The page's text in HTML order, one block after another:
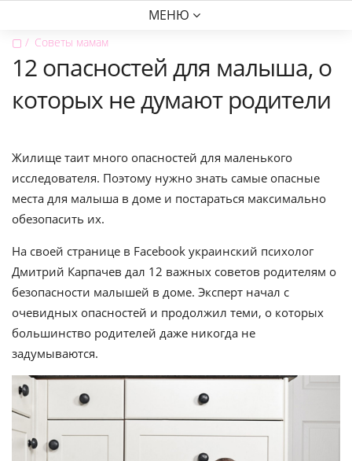
МЕНЮ
▢ Советы мамам
12 опасностей для малыша, о
которых не думают родители
Жилище таит много опасностей для маленького
исследователя. Поэтому нужно знать самые опасные
места для малыша в доме и постараться максимально
обезопасить их.
На своей странице в Facebook украинский психолог
Дмитрий Карпачев дал 12 важных советов родителям о
безопасности малышей в доме. Эксперт начал с
очевидных опасностей и продолжил теми, о которых
большинство родителей даже никогда не
задумываются.